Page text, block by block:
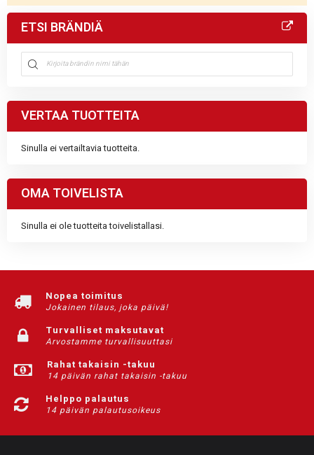
ETSI BRÄNDIÄ
VERTAA TUOTTEITA
Sinulla ei vertailtavia tuotteita.
OMA TOIVELISTA
Sinulla ei ole tuotteita toivelistallasi.
Nopea toimitus
Jokainen tilaus, joka päivä!
Turvalliset maksutavat
Arvostamme turvallisuuttasi
Rahat takaisin -takuu
14 päivän rahat takaisin -takuu
Helppo palautus
14 päivän palautusoikeus